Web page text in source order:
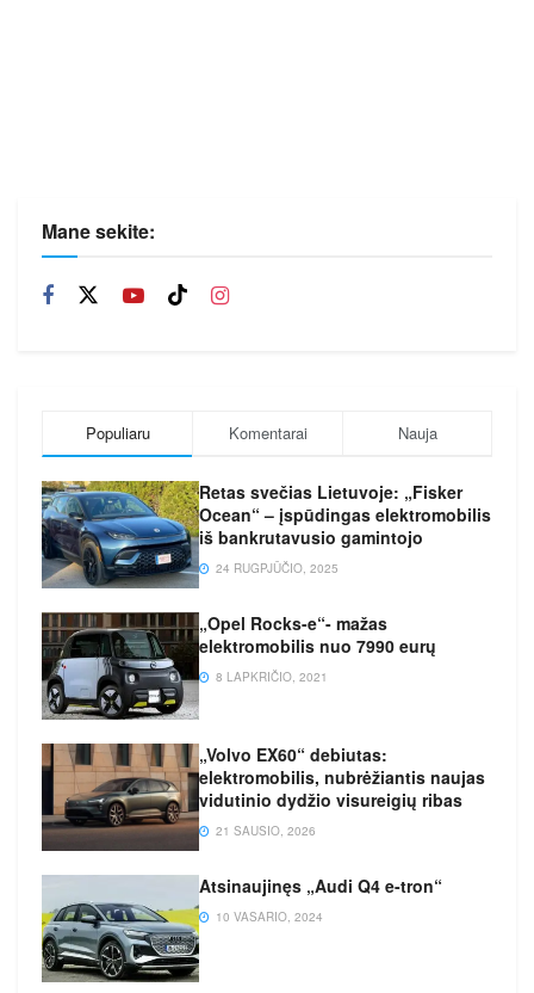
Mane sekite:
Populiaru Komentarai Nauja
Retas svečias Lietuvoje: „Fisker
Ocean“ – įspūdingas elektromobilis
iš bankrutavusio gamintojo
24 RUGPJŪČIO, 2025
„Opel Rocks-e“- mažas
elektromobilis nuo 7990 eurų
8 LAPKRIČIO, 2021
„Volvo EX60“ debiutas:
elektromobilis, nubrėžiantis naujas
vidutinio dydžio visureigių ribas
21 SAUSIO, 2026
Atsinaujinęs „Audi Q4 e-tron“
10 VASARIO, 2024